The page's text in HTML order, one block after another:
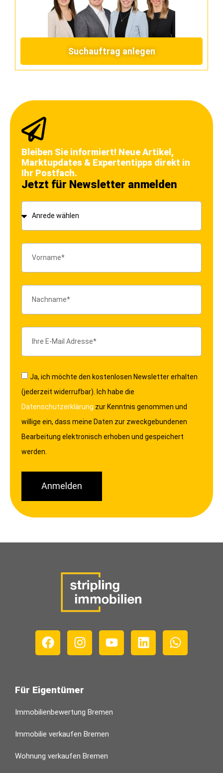
Suchauftrag anlegen
Bleiben Sie informiert! Neue Artikel,
Marktupdates & Expertentipps direkt in
Ihr Postfach.
Jetzt für Newsletter anmelden
Ja, ich möchte den kostenlosen Newsletter erhalten
(jederzeit widerrufbar). Ich habe die
Datenschutzerklärung zur Kenntnis genommen und
willige ein, dass meine Daten zur zweckgebundenen
Bearbeitung elektronisch erhoben und gespeichert
werden.
Anmelden
Für Eigentümer
Immobilienbewertung Bremen
Immobilie verkaufen Bremen
Wohnung verkaufen Bremen